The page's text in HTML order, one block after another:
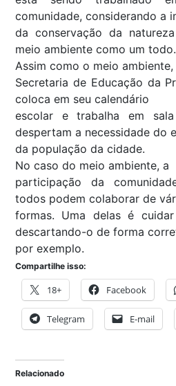
comunidade, considerando a
da conservação da
meio ambiente como um todo.
Assim como o meio ambiente,
Secretaria de Educação da
coloca em seu calendário
escolar e trabalha em
despertam a necessidade do
da população da cidade.
No caso do meio ambiente, a
participação da
todos podem colaborar de
formas. Uma delas é
descartando-o de forma
por exemplo.
Compartilhe isso:
18+ Facebook
Telegram E-mail
Relacionado